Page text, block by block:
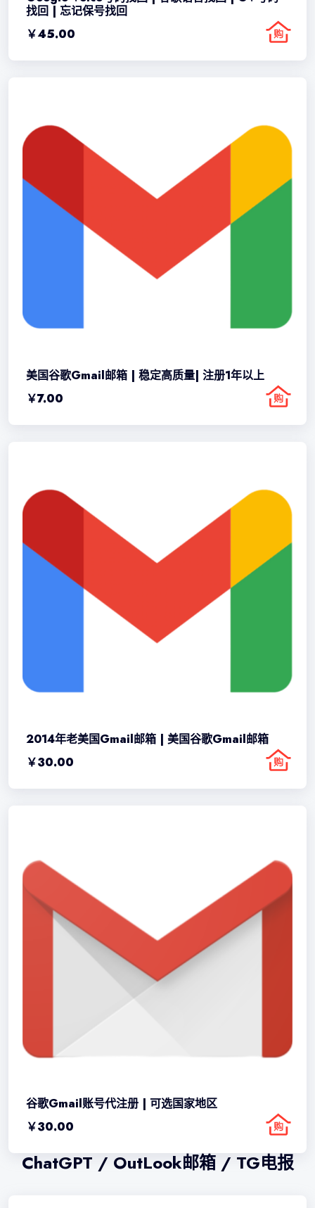
找回 | 忘记保号找回
￥45.00
美国谷歌Gmail邮箱 | 稳定高质量| 注册1年以上
￥7.00
2014年老美国Gmail邮箱 | 美国谷歌Gmail邮箱
￥30.00
谷歌Gmail账号代注册 | 可选国家地区
￥30.00
ChatGPT / OutLook邮箱 / TG电报